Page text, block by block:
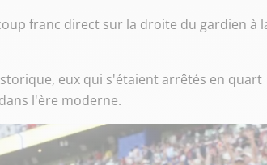
franc direct sur la droite du gardien à
eux qui s'étaient arrêtés en quart
l'ère moderne.